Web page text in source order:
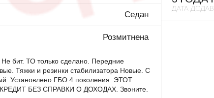
Седан
Розмитнена
бит. ТО только сделано. Передние
Тяжки и резинки стабилизатора Новые. С
Установлено ГБО 4 поколения. ЭТОТ
БЕЗ СПРАВКИ О ДОХОДАХ. Звоните.
ДАТА